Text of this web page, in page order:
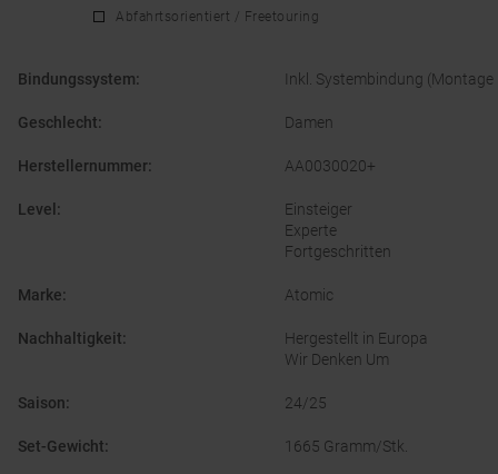
Abfahrtsorientiert / Freetouring
Bindungssystem: Inkl. Systembindung
Geschlecht: Damen
Herstellernummer: AA0030020+
Level :
Einsteiger
Experte
Fortgeschritten
Marke: Atomic
Nachhaltigkeit:
Hergestellt in Europa
Wir Denken Um
Saison: 24/25
Set-Gewicht: 1665 Gramm/Stk.